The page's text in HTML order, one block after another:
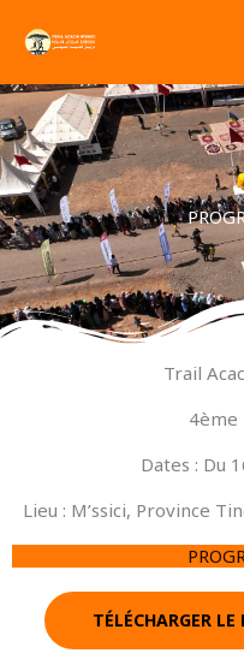
Trail
4ème
Dates : Du
Lieu : M’ssici, Province
TÉLÉCHARGER